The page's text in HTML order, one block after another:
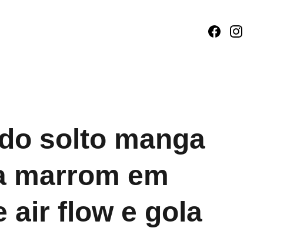
solto manga
marrom em
air flow e gola